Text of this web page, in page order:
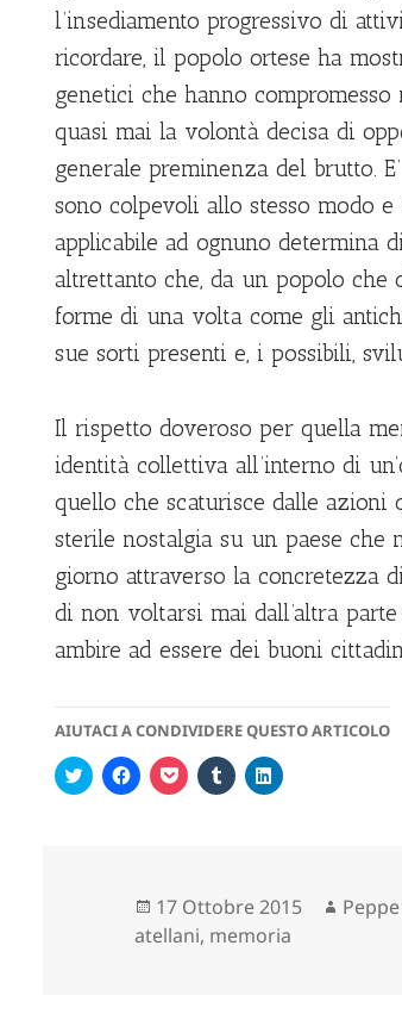
l’insediamento progressivo di
ricordare, il popolo ortese ha
genetici che hanno
quasi mai la volontà decisa di
generale preminenza del brutto.
sono colpevoli allo stesso modo
applicabile ad ognuno determina
altrettanto che, da un popolo che
forme di una volta come gli
sue sorti presenti e, i possibili,
Il rispetto doveroso per quella
identità collettiva all’interno di
quello che scaturisce dalle
sterile nostalgia su un paese che
giorno attraverso la concretezza
di non voltarsi mai dall’altra
ambire ad essere dei buoni
AIUTACI A CONDIVIDERE QUESTO ARTICOLO
F
a
F
a
e
r
c
o
F
a
u
i
p
e
F
a
i
p
e
F
a
u
i
p
e
Scritto
il
17 Ottobre 2015 Autore
atellani, memoria